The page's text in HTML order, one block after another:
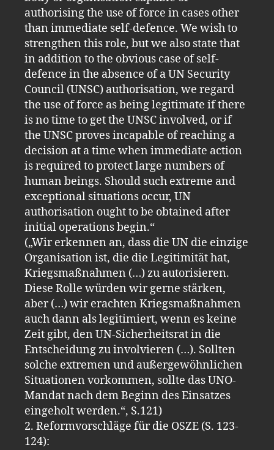
authorising the use of force in cases other
than immediate self-defence. We wish to
strengthen this role, but we also state that
in addition to the obvious case of self-
defence in the absence of a UN Security
Council (UNSC) authorisation, we regard
the use of force as being legitimate if there
is no time to get the UNSC involved, or if
the UNSC proves incapable of reaching a
decision at a time when immediate action
is required to protect large numbers of
human beings. Should such extreme and
exceptional situations occur, UN
authorisation ought to be obtained after
initial operations begin.“
(„Wir erkennen an, dass die UN die einzige
Organisation ist, die die Legitimität hat,
Kriegsmaßnahmen (…) zu autorisieren.
Diese Rolle würden wir gerne stärken,
aber (…) wir erachten Kriegsmaßnahmen
auch dann als legitimiert, wenn es keine
Zeit gibt, den UN-Sicherheitsrat in die
Entscheidung zu involvieren (…). Sollten
solche extremen und außergewöhnlichen
Situationen vorkommen, sollte das UNO-
Mandat nach dem Beginn des Einsatzes
eingeholt werden.“, S.121)
2. Reformvorschläge für die OSZE (S. 123-
124):